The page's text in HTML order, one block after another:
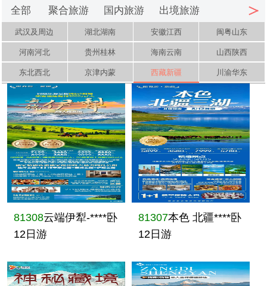
全部 聚合旅游 国内旅游 出境旅游
武汉及周边 湖北湖南 安徽江西 闽粤山东
河南河北 贵州桂林 海南云南 山西陕西
东北西北 京津内蒙 西藏新疆 川渝华东
81308云端伊犁-****卧
12日游
81307本色 北疆****卧
12日游